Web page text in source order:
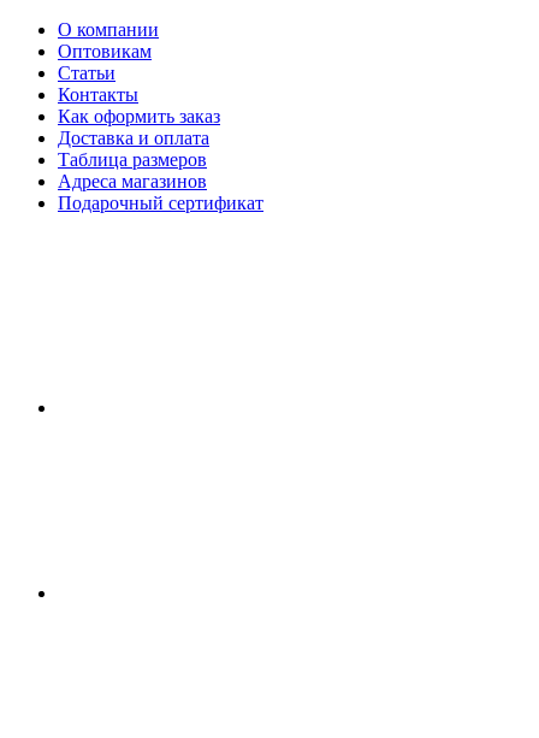
О компании
Оптовикам
Статьи
Контакты
Как оформить заказ
Доставка и оплата
Таблица размеров
Адреса магазинов
Подарочный сертификат